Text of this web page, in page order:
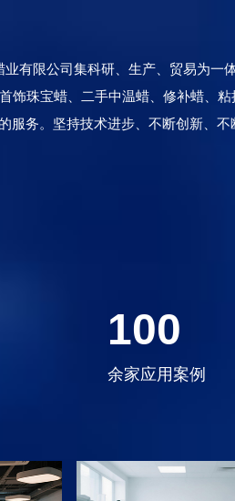
业有限公司集科研、生产、贸易为一
饰珠宝蜡、二手中温蜡、修补蜡、
服务。坚持技术进步、不断创新、
100
余家应用案例